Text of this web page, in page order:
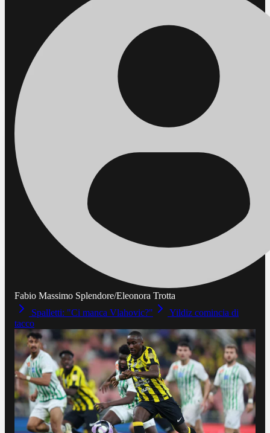
Fabio Massimo Splendore/Eleonora Trotta
Spalletti: "Ci manca Vlahovic?"
Yildiz comincia di
tacco